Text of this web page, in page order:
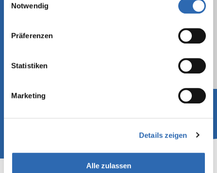
Notwendig
Präferenzen
Statistiken
Marketing
Details zeigen
Alle zulassen
nachhaltige Klebebandalternativen zu
Greenline Sortiment ins Leben gerufen.